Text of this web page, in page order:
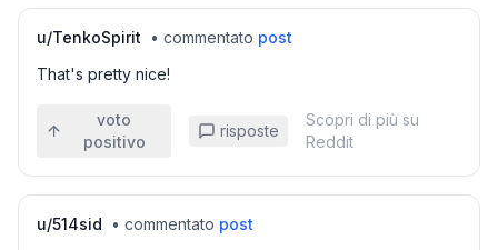
u/TenkoSpirit • commentato post
That's pretty nice!
voto
positivo
risposte
Scopri di più su
Reddit
u/514sid • commentato post